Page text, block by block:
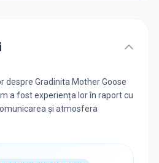
despre Gradinita Mother Goose
a fost experiența lor în raport cu
și atmosfera